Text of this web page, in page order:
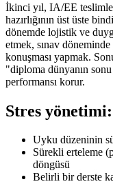
İkinci yıl, IA/EE
hazırlığının üst üste
dönemde lojistik ve
etmek, sınav
konuşması yapmak.
"diploma dünyanın
performansı korur.
Stres
Uyku düzeninin
Sürekli erteleme
döngüsü
Belirli bir derste